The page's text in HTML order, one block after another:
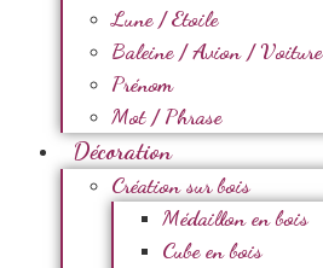
Lune / Etoile
Baleine / Avion / Voiture
Prénom
Mot / Phrase
Décoration
Création sur bois
Médaillon en bois
Cube en bois